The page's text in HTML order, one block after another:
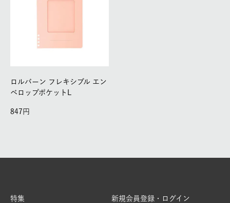
ロルバーン フレキシブル エン
ベロップポケットL
847
特集 新規会員登録・ログイン